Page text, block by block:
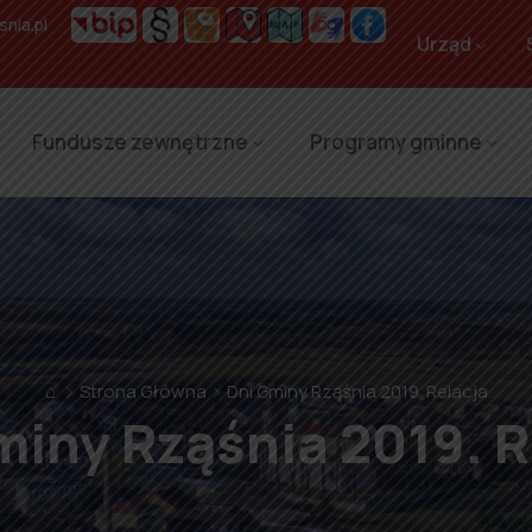
Urząd
Fundusze zewnętrzne Programy gminne
⌂ Strona Główna Dni Gminy Rząśnia 2019. Relacja
Rząśnia 2019.